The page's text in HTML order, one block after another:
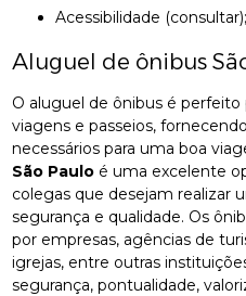
Acessibilidade (consultar);
Aluguel de ônibus
O aluguel de ônibus é perfeito
viagens e passeios,
necessários para uma boa
São Paulo é uma excelente
colegas que desejam realizar
segurança e qualidade. Os
por empresas, agências de
igrejas, entre outras
segurança, pontualidade,